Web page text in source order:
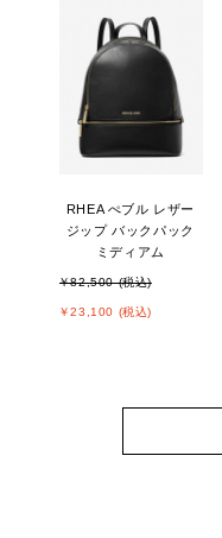
RHEA ぺブル レザー
ジップ バックパック
ミディアム
￥82,500 (税込)
￥23,100 (税込)